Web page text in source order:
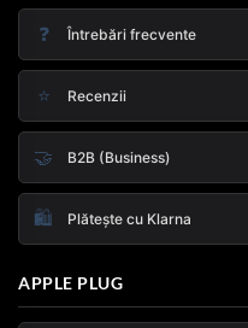
❓ Întrebări frecvente
⭐ Recenzii
🤝 B2B (Business)
🛍️ Plătește cu Klarna
APPLE PLUG